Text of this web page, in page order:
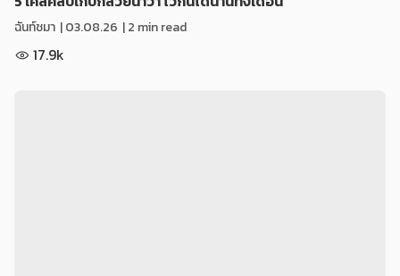
ฉันท์ชมา |03.08.26 | 2 min read
17.9k